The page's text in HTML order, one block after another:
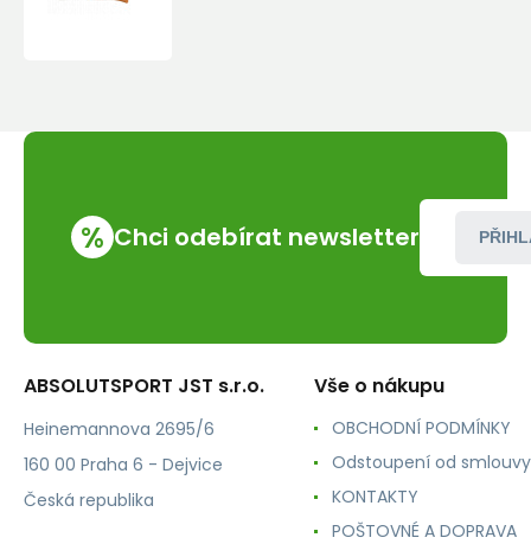
% Chci odebírat newsletter
ABSOLUTSPORT JST s.r.o.
Heinemannova 2695/6
160 00 Praha 6 - Dejvice
Česká republika
Vše o nákupu
OBCHODNÍ PODMÍNKY
Odstoupení od smlouvy
KONTAKTY
POŠTOVNÉ A DOPRAVA